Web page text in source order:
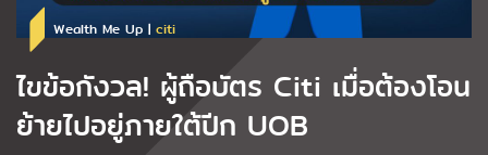
Wealth Me Up | citi
ไขข้อกังวล! ผู้ถือบัตร Citi เมื่อต้องโอน
ย้ายไปอยู่ภายใต้ปีก UOB